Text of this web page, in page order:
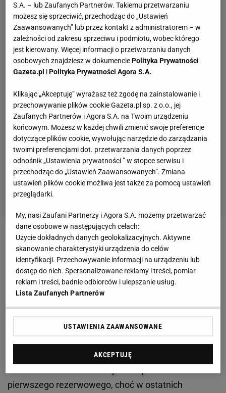
Zobacz wideoAleż słowa Bożydara Iwanowa o
reprezentacji Polski
Moise Kean bliski przejścia do Atletico Madryt.
Milik tylko na to czekał
Jeszcze w zimowym oknie transferowym
a więc jeden z głównych konkurentów Polaka. To
pierwszego rezerwowego, choć w ostatnich
S.A. – lub Zaufanych Partnerów. Takiemu przetwarzaniu
możesz się sprzeciwić, przechodząc do „Ustawień
Zaawansowanych” lub przez kontakt z administratorem – w
zależności od zakresu sprzeciwu i podmiotu, wobec którego
jest kierowany. Więcej informacji o przetwarzaniu danych
osobowych znajdziesz w dokumenciePolityka Prywatności
Gazeta.pl iPolityka Prywatności Agora S.A.
Klikając „Akceptuję” wyrażasz też zgodę na zainstalowanie i
przechowywanie plików cookie Gazeta.pl sp. z o.o., jej
Zaufanych Partnerów i Agora S.A. na Twoim urządzeniu
końcowym. Możesz w każdej chwili zmienić swoje preferencje
dotyczące plików cookie, wywołując narzędzie do zarządzania
twoimi preferencjami dot. przetwarzania danych poprzez
odnośnik „Ustawienia prywatności ” w stopce serwisu i
przechodząc do „Ustawień Zaawansowanych”. Zmiana
ustawień plików cookie możliwa jest także za pomocą ustawień
przeglądarki.
My, nasi Zaufani Partnerzy i Agora S.A. możemy przetwarzać
dane osobowe w następujących celach:
Użycie dokładnych danych geolokalizacyjnych. Aktywne
skanowanie charakterystyki urządzenia do celów
identyfikacji. Przechowywanie informacji na urządzeniu lub
dostęp do nich. Spersonalizowane reklamy i treści, pomiar
reklam i treści, badnie odbiorców i ulepszanie usług.
Lista Zaufanych Partnerów
USTAWIENIA ZAAWANSOWANE
AKCEPTUJĘ